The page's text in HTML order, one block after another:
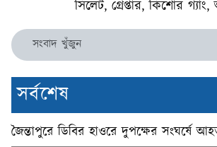
সিলেট, গ্রেপ্তার, কিশোর
সর্বশেষ
জৈন্তাপুরে ডিবির হাওরে দুপক্ষের সংঘর্ষে